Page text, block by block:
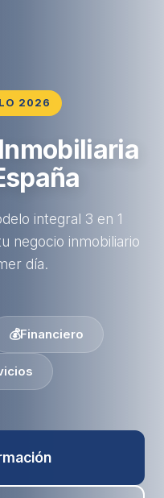
2026
integral 3 en 1
negocio inmobiliario
día.
💰Financiero